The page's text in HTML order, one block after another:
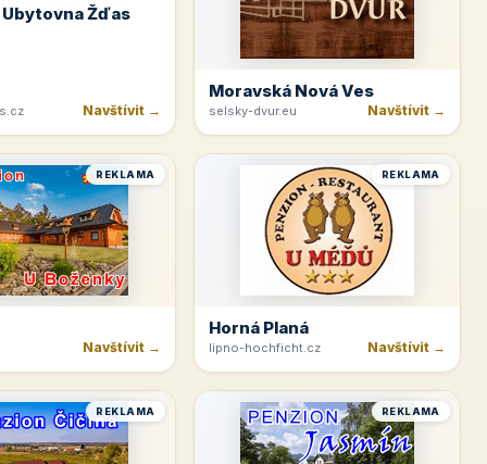
Žďas
Navštívit →
Moravská Nová Ves
selsky-dvur.eu Navštívit →
REKLAMA
Navštívit →
REKLAMA
Horná Planá
lipno-hochficht.cz Navštívit →
REKLAMA REKLAMA